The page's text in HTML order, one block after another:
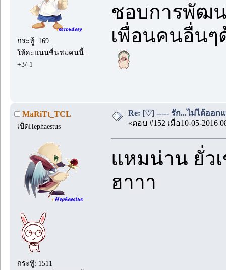
กระทู้: 169
ให้คะแนนชื่นชมคนนี้:
+3/-1
ชอบการพัฒน
เพื่อนคนอื่น
MaRiTt_TCL
เป็ดHephaestus
กระทู้: 1511
Re: [♡] ----- รัก...ไม่ได้ออกแ
«ตอบ #152 เมื่อ10-05-2016
แหมน่าน ยั่ว
ฮาาา